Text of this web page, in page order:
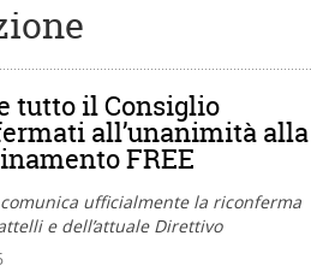
tutto il Consiglio
all’unanimità alla
FREE
comunica ufficialmente la riconferma
e dell’attuale Direttivo